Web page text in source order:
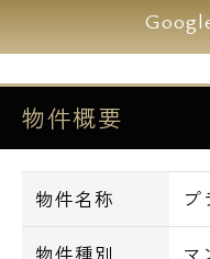
●プラウドフラッ
ノンタッチキーオ
TVモニター付き
ディンプルキー
ダブルロック
物件概要
物件名称 プ
物件種別 マ